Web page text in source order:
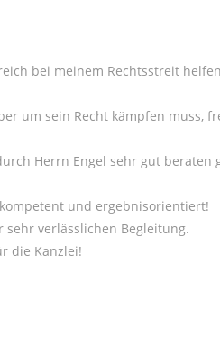
bei meinem Rechtsstreit
um sein Recht kämpfen muss,
Herrn Engel sehr gut beraten
und ergebnisorientiert!
verlässlichen Begleitung.
die Kanzlei!